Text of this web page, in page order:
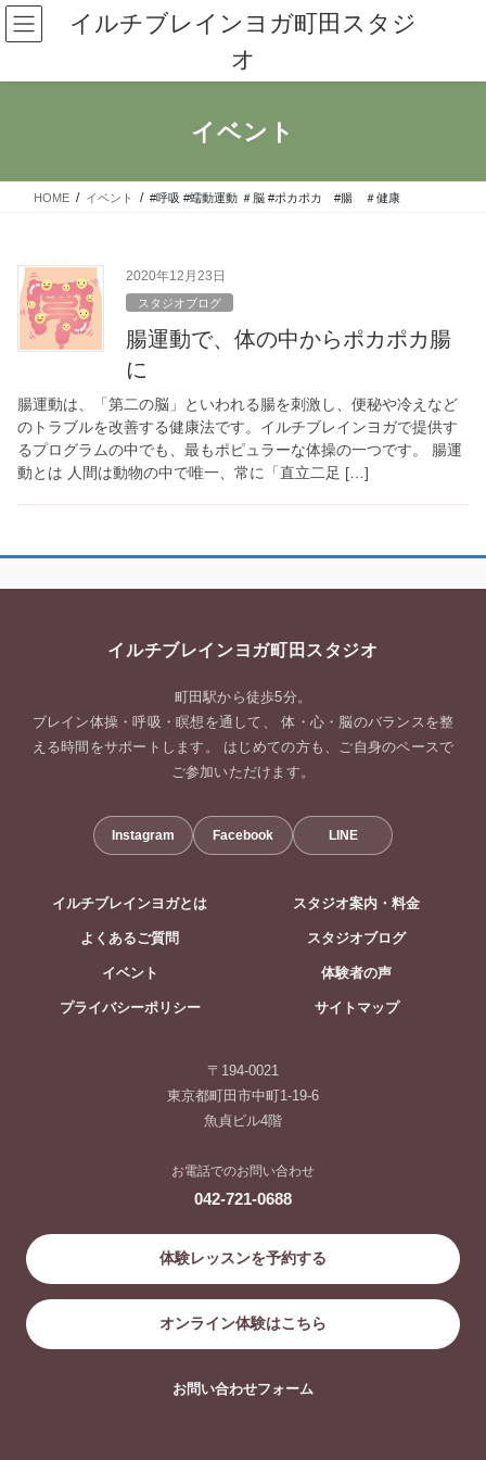
コ
ン
ン
ナ
ビ
ー
イルチブレインヨガ町田スタジ
オ
イベント
HOME イベント #呼吸 #蠕動運動 ＃脳 #ポカポカ #腸 ＃健康
2020年12月23日
スタジオブログ
腸運動で、体の中からポカポカ腸
に
腸運動は、「第二の脳」といわれる腸を刺激し、便秘や冷えなど
のトラブルを改善する健康法です。イルチブレインヨガで提供す
るプログラムの中でも、最もポピュラーな体操の一つです。 腸運
動とは 人間は動物の中で唯一、常に「直立二足 […]
イルチブレインヨガ町田スタジオ
町田駅から徒歩5分。
ブレイン体操・呼吸・瞑想を通して、 体・心・脳のバランスを整
える時間をサポートします。 はじめての方も、ご自身のペースで
ご参加いただけます。
Instagram Facebook LINE
イルチブレインヨガとは スタジオ案内・料金
よくあるご質問 スタジオブログ
イベント 体験者の声
プライバシーポリシー サイトマップ
〒194-0021
東京都町田市中町1-19-6
魚貞ビル4階
お電話でのお問い合わせ
042-721-0688
体験レッスンを予約する
オンライン体験はこちら
お問い合わせフォーム